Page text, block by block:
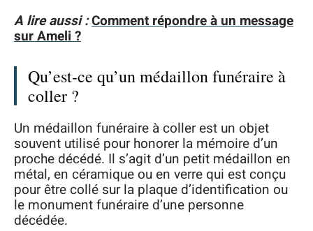
A lire aussi :Comment répondre à un message
sur Ameli ?
Qu’est-ce qu’un médaillon funéraire à
coller ?
Un médaillon funéraire à coller est un objet
souvent utilisé pour honorer la mémoire d’un
proche décédé. Il s’agit d’un petit médaillon en
métal, en céramique ou en verre qui est conçu
pour être collé sur la plaque d’identification ou
le monument funéraire d’une personne
décédée.